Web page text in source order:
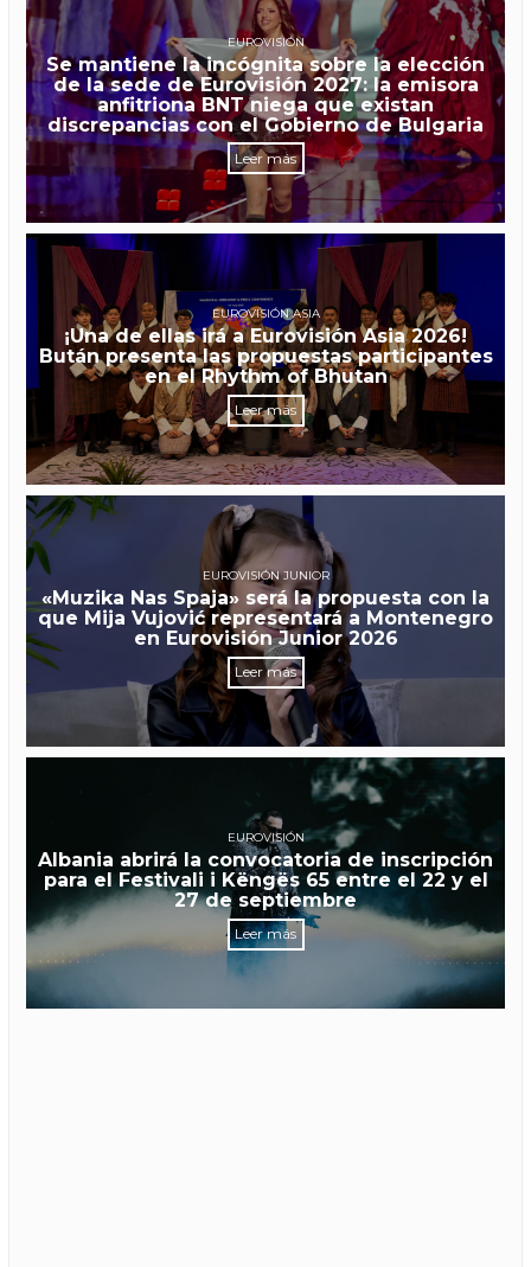
EUROVISIÓN
Se mantiene la incógnita sobre la elección
de la sede de Eurovisión 2027: la emisora
anfitriona BNT niega que existan
discrepancias con el Gobierno de Bulgaria
Leer más
EUROVISIÓN ASIA
¡Una de ellas irá a Eurovisión Asia 2026!
Bután presenta las propuestas participantes
en el Rhythm of Bhutan
Leer más
EUROVISIÓN JUNIOR
«Muzika Nas Spaja» será la propuesta con la
que Mija Vujović representará a Montenegro
en Eurovisión Junior 2026
Leer más
EUROVISIÓN
Albania abrirá la convocatoria de inscripción
para el Festivali i Këngës 65 entre el 22 y el
27 de septiembre
Leer más